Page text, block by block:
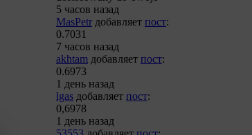
5 часов назад
MasPetr добавляет пост:
0.7031
7 часов назад
akhtam добавляет пост:
0.6973
1 день назад
lgas добавляет пост:
0,6978
1 день назад